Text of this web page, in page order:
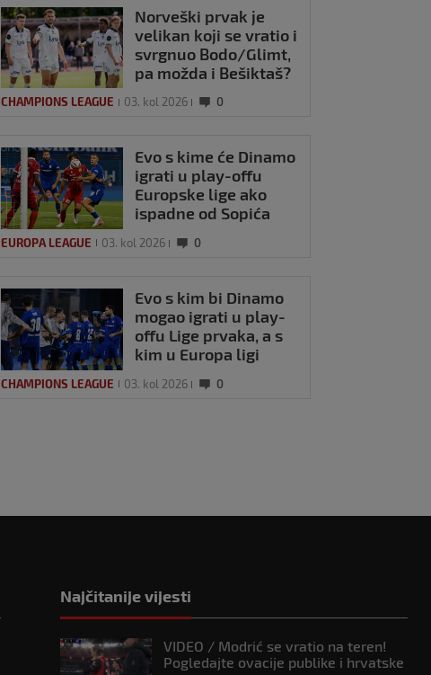
Norveški prvak je
velikan koji se vratio i
svrgnuo Bodo/Glimt,
pa možda i Bešiktaš?
nezgodnije
CHAMPIONS LEAGUE 03. kol 2026 0
Evo s kime će Dinamo
igrati u play-offu
Europske lige ako
ispadne od Sopića
EUROPA LEAGUE 03. kol 2026 0
Evo s kim bi Dinamo
mogao igrati u play-
offu Lige prvaka, a s
kim u Europa ligi
CHAMPIONS LEAGUE 03. kol 2026 0
Najčitanije vijesti
VIDEO / Modrić se vratio na teren!
Pogledajte ovacije publike i hrvatske